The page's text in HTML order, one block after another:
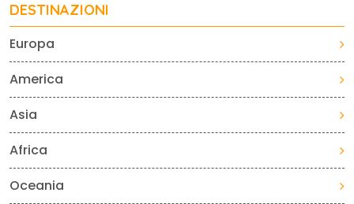
DESTINAZIONI
Europa
America
Asia
Africa
Oceania